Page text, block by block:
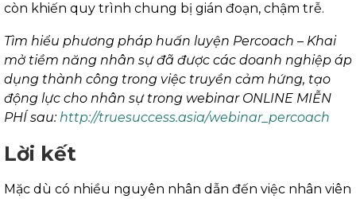
còn khiến quy trình chung bị gián đoạn, chậm trễ.
Tìm hiểu phương pháp huấn luyện Percoach – Khai
mở tiềm năng nhân sự đã được các doanh nghiệp áp
dụng thành công trong việc truyền cảm hứng, tạo
động lực cho nhân sự trong webinar ONLINE MIỄN
PHÍ sau:http://truesuccess.asia/webinar_percoach
Lời kết
Mặc dù có nhiều nguyên nhân dẫn đến việc nhân viên